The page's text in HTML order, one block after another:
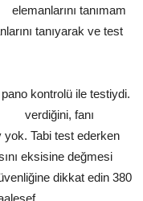
tanımam
tanıyarak ve test
kontrolü ile testiydi.
verdiğini, fanı
yok. Tabi test ederken
eksisine değmesi
dikkat edin 380